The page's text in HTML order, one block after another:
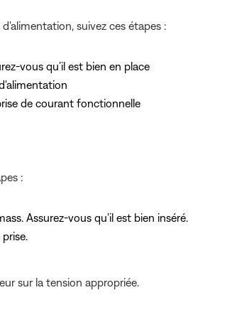
suivez ces étapes :
vous qu’il est bien en place
de courant fonctionnelle
:
Assurez-vous qu'il est bien inséré.
sur la tension appropriée.